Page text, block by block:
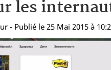
les
- Publié le 25 Mai 2015 à